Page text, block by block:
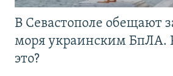
В Севастополе обещают
моря украинским БпЛА.
это?